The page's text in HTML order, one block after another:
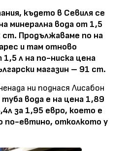
където в Севиля се
минерална вода от 1,5
ст. Продължаваме по на
и там отново
1,5 л на по-ниска цена
магазин – 91 ст.
ни поднася Лисабон
вода е на цена 1,89
за 1,95 евро, което е
по-евтино, отколкото у